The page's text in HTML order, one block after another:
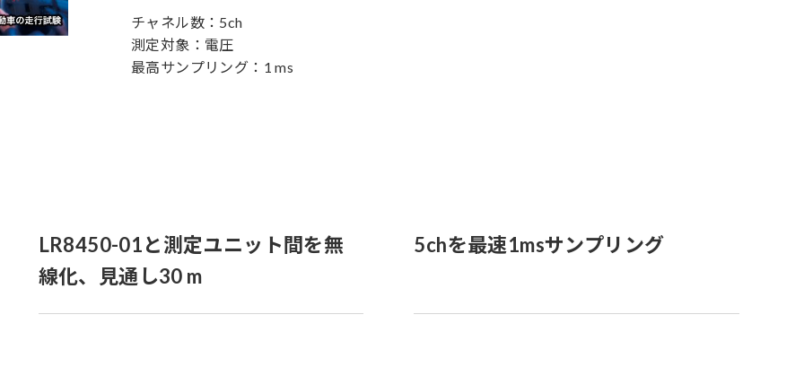
チャネル数：5ch
測定対象：電圧
最高サンプリング：1 ms
LR8450-01と測定ユニット間を無
線化、見通し30 m
5chを最速1msサンプリング